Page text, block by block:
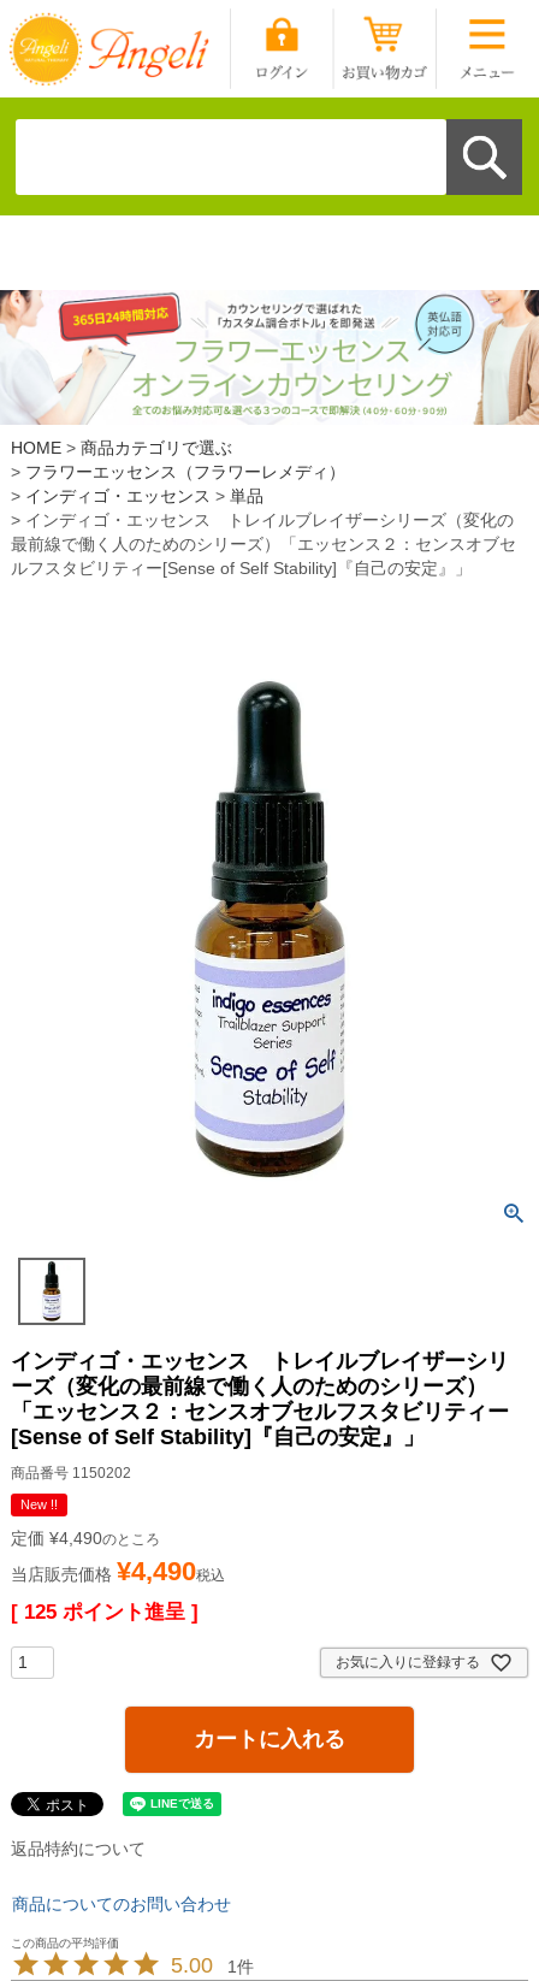
HOME
商品カテゴリで選ぶ
フラワーエッセンス（フラワーレメディ）
インディゴ・エッセンス
単品
インディゴ・エッセンス トレイルブレイザーシリーズ（変化の
最前線で働く人のためのシリーズ）「エッセンス２：センスオブセ
ルフスタビリティー[Sense of Self Stability]『自己の安定』」
インディゴ・エッセンス トレイルブレイザーシリ
ーズ（変化の最前線で働く人のためのシリーズ）
「エッセンス２：センスオブセルフスタビリティー
[Sense of Self Stability]『自己の安定』」
商品番号 1150202
New !!
定価 ¥4,490のところ
当店販売価格 ¥4,490税込
[ 125 ポイント進呈 ]
お気に入りに登録する
カートに入れる
返品特約について
商品についてのお問い合わせ
5.00 1